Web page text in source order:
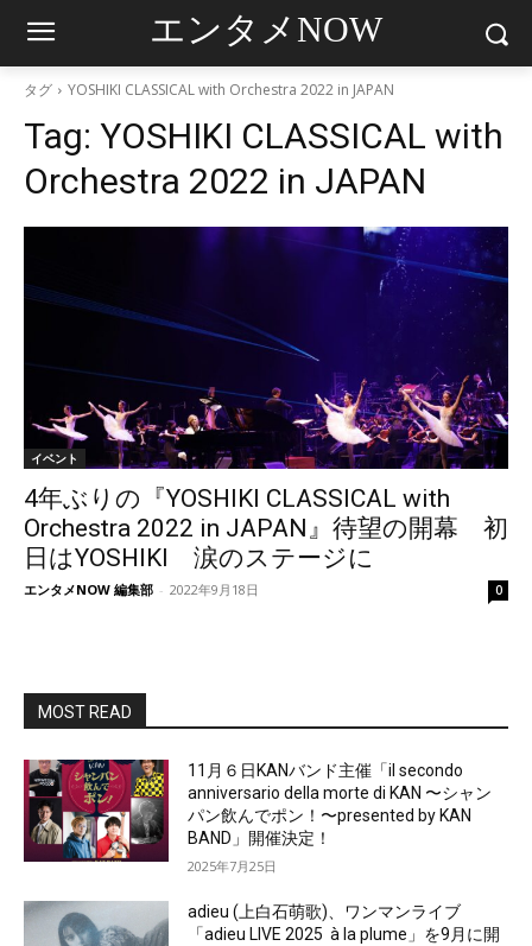
エンタメNOW
タグ YOSHIKI CLASSICAL with Orchestra 2022 in JAPAN
Tag: YOSHIKI CLASSICAL with
Orchestra 2022 in JAPAN
イベント
4年ぶりの『YOSHIKI CLASSICAL with
Orchestra 2022 in JAPAN』待望の開幕 初
日はYOSHIKI 涙のステージに
エンタメNOW 編集部 - 2022年9月18日 0
MOST READ
11月６日KANバンド主催「il secondo
anniversario della morte di KAN 〜シャン
パン飲んでポン！〜presented by KAN
BAND」開催決定！
2025年7月25日
adieu (上白石萌歌)、ワンマンライブ
「adieu LIVE 2025 à la plume」を9月に開